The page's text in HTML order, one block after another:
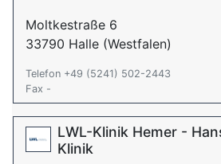
Moltkestraße 6
33790 Halle (Westfalen)
Telefon +49 (5241) 502-2443
Fax -
LWL-Klinik Hemer -
Klinik